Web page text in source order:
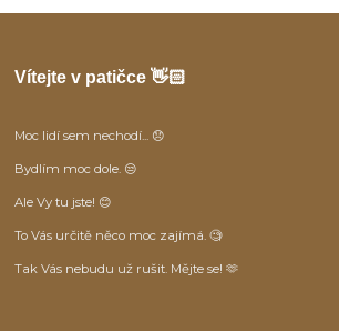
Vítejte v patičce 👋🏻
Moc lidí sem nechodí... 😞
Bydlím moc dole. 😒
Ale Vy tu jste! 😊
To Vás určitě něco moc zajímá. 🧐
Tak Vás nebudu už rušit. Mějte se! 🫶